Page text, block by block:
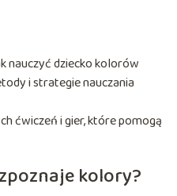
nauczyć dziecko kolorów
i strategie nauczania
ćwiczeń i gier, które pomogą
kolory?